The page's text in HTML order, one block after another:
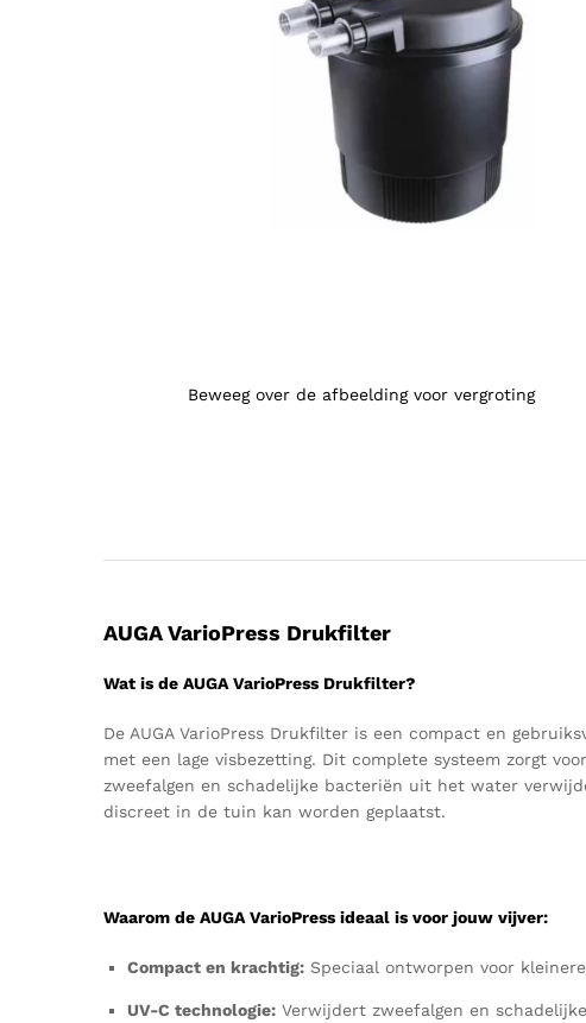
Beweeg over de afbeelding voor vergroting
AUGA VarioPress Drukfilter
Wat is de AUGA VarioPress Drukfilter?
De AUGA VarioPress Drukfilter is een compact en
met een lage visbezetting. Dit complete systeem zorgt
zweefalgen en schadelijke bacteriën uit het water
discreet in de tuin kan worden geplaatst.
Waarom de AUGA VarioPress ideaal is voor jouw vijver:
Compact en krachtig: Speciaal ontworpen voor
UV-C technologie: Verwijdert zweefalgen en